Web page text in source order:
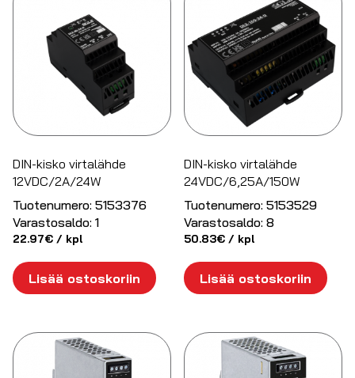
DIN-kisko virtalähde
12VDC/2A/24W
Tuotenumero: 5153376
Varastosaldo: 1
22.97€ / kpl
Lisää ostoskoriin
DIN-kisko virtalähde
24VDC/6,25A/150W
Tuotenumero: 5153529
Varastosaldo: 8
50.83€ / kpl
Lisää ostoskoriin